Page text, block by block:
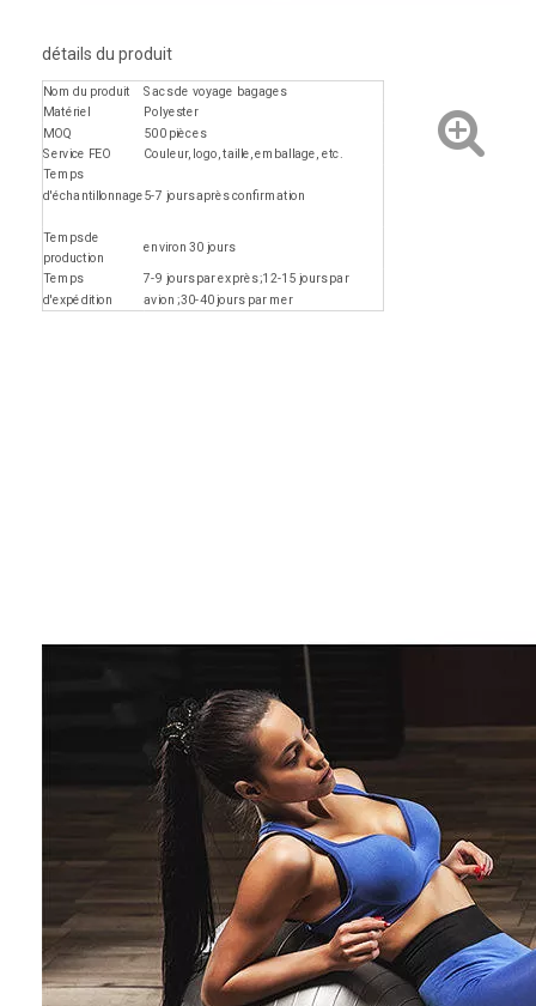
détails du produit
Nom du produit
Sacs de voyage bagages
Matériel
Polyester
MOQ 500 pièces
Service FEO Couleur, logo, taille, emballage, etc.
Temps
d'échantillonnage5-7 jours après confirmation
Temps de
production
environ 30 jours
Temps
d'expédition
7-9 jours par exprès ;12-15 jours par
avion ;30-40 jours par mer